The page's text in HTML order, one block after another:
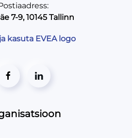
7-9, 10145 Tallinn
kasuta EVEA logo